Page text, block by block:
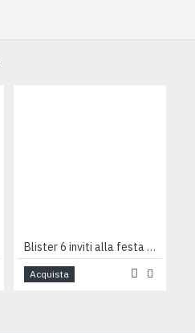
Blister 6 inviti alla festa CUCCIOLOTTI
Acquista